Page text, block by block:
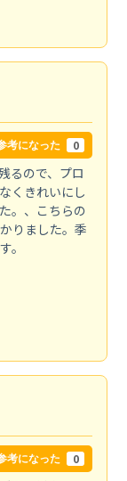
考になった 0
るので、プロ
くきれいにし
。、こちらの
りました。季
。
考になった 0